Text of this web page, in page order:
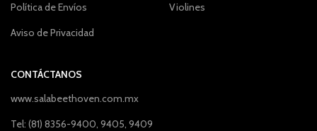
Política de Envíos
Aviso de Privacidad
Violines
CONTÁCTANOS
www.salabeethoven.com.mx
Tel: (81) 8356-9400, 9405, 9409